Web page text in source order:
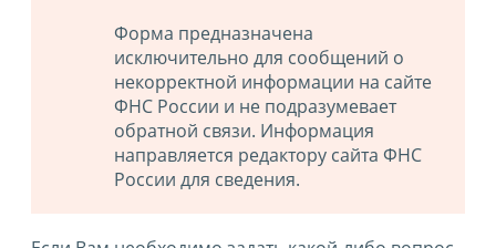
Форма предназначена
исключительно для сообщений о
некорректной информации на сайте
ФНС России и не подразумевает
обратной связи. Информация
направляется редактору сайта ФНС
России для сведения.